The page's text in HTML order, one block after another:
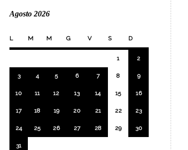
Agosto 2026
L M M G V S D
1 2
3 4 5 6 7 8 9
10 11 12 13 14 15 16
17 18 19 20 21 22 23
24 25 26 27 28 29 30
31